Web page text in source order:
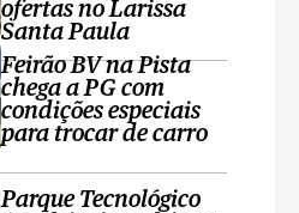
ofertas no Larissa
Santa Paula
Feirão BV na Pista
chega a PG com
condições especiais
para trocar de carro
Parque Tecnológico